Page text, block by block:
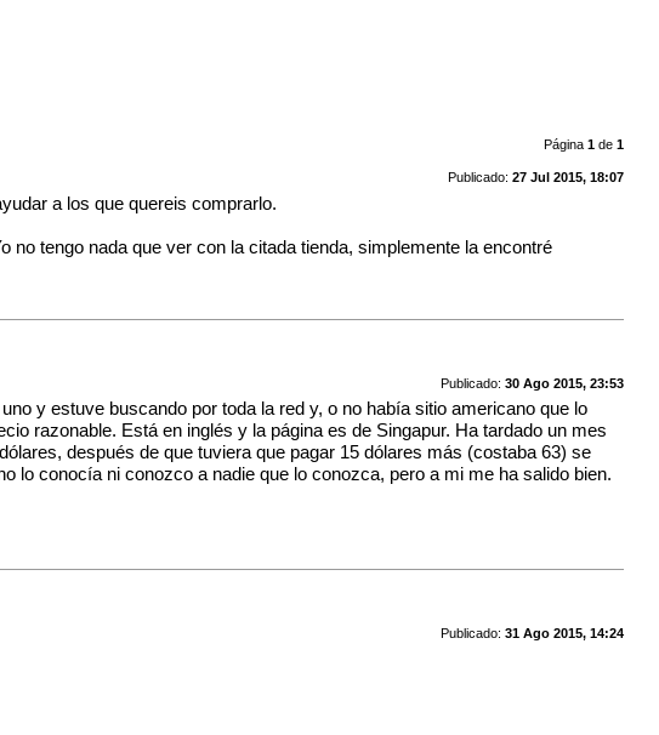
Página 1de 1
Publicado: 27 Jul 2015, 18:07
a los que quereis comprarlo.
no tengo nada que ver con la citada tienda, simplemente la encontré
Publicado: 30 Ago 2015, 23:53
y estuve buscando por toda la red y, o no había sitio americano que lo
razonable. Está en inglés y la página es de Singapur. Ha tardado un mes
después de que tuviera que pagar 15 dólares más (costaba 63) se
lo conocía ni conozco a nadie que lo conozca, pero a mi me ha salido bien.
Publicado: 31 Ago 2015, 14:24